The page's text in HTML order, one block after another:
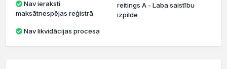
maksātnespējas reģistrā
Nav likvidācijas procesa
reitings A - Laba saistību
izpilde